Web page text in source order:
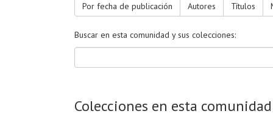
Por fecha de publicación Autores Títulos
Buscar en esta comunidad y sus colecciones:
Colecciones en esta comunidad